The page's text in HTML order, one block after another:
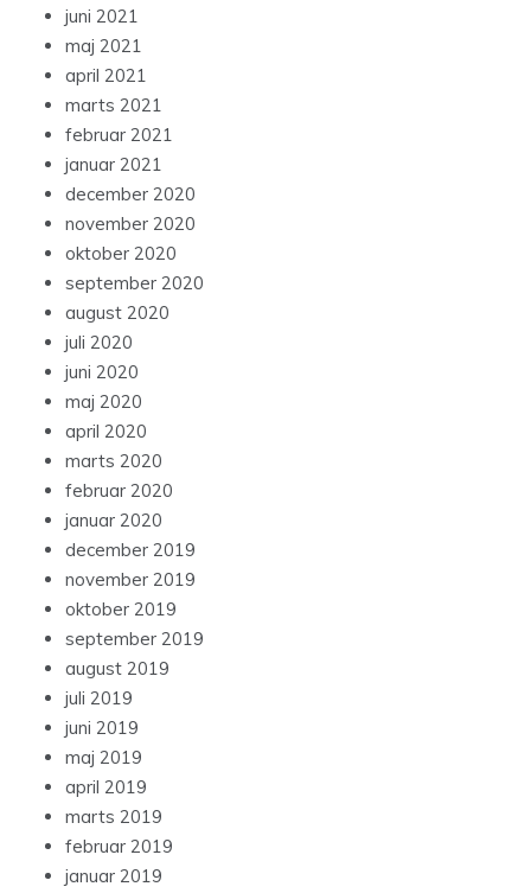
juni 2021
maj 2021
april 2021
marts 2021
februar 2021
januar 2021
december 2020
november 2020
oktober 2020
september 2020
august 2020
juli 2020
juni 2020
maj 2020
april 2020
marts 2020
februar 2020
januar 2020
december 2019
november 2019
oktober 2019
september 2019
august 2019
juli 2019
juni 2019
maj 2019
april 2019
marts 2019
februar 2019
januar 2019